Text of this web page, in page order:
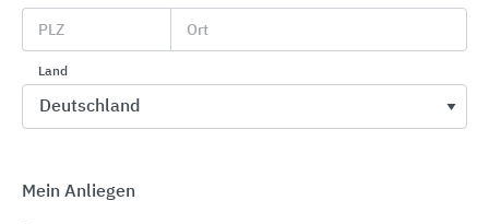
Innenansicht
PLZ Ort
Land
Mein Anliegen